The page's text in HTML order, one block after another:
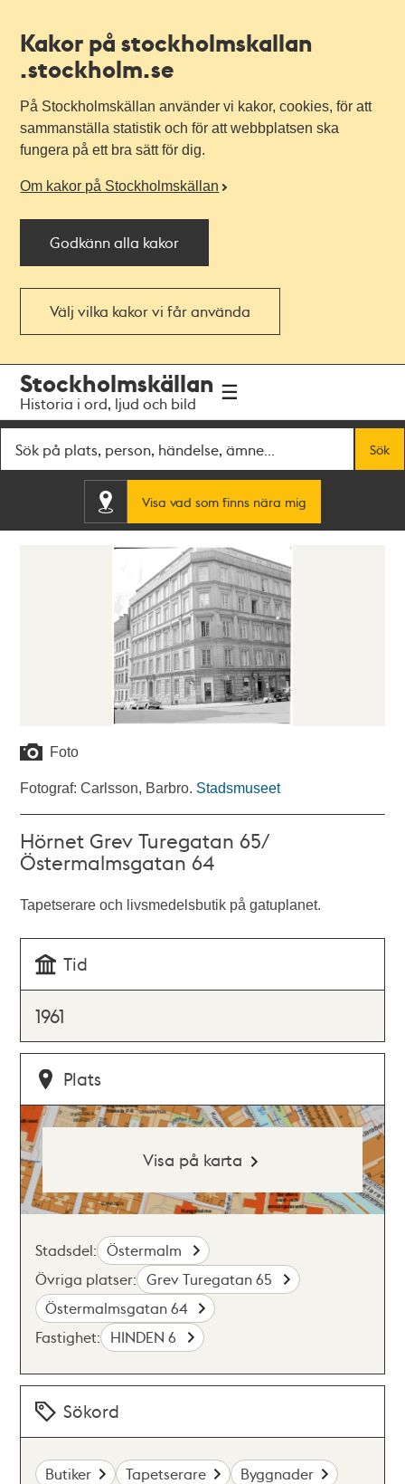
Kakor på stockholmskallan
.stockholm.se
På Stockholmskällan använder vi kakor, cookies, för att
sammanställa statistik och för att webbplatsen ska
fungera på ett bra sätt för dig.
Om kakor på Stockholmskällan
Godkänn alla kakor
Välj vilka kakor vi får använda
navigationen
huvudinnehållet
Stockholmskällan
Historia i ord, ljud och bild
Sök
Visa vad som finns nära mig
Foto
Fotograf: Carlsson, Barbro. Stadsmuseet
Hörnet Grev Turegatan 65/
Östermalmsgatan 64
Tapetserare och livsmedelsbutik på gatuplanet.
Tid
1961
Plats
Visa på karta
Stadsdel: Östermalm
Övriga platser: Grev Turegatan 65
Östermalmsgatan 64
Fastighet: HINDEN 6
Sökord
Butiker Tapetserare
Byggnader